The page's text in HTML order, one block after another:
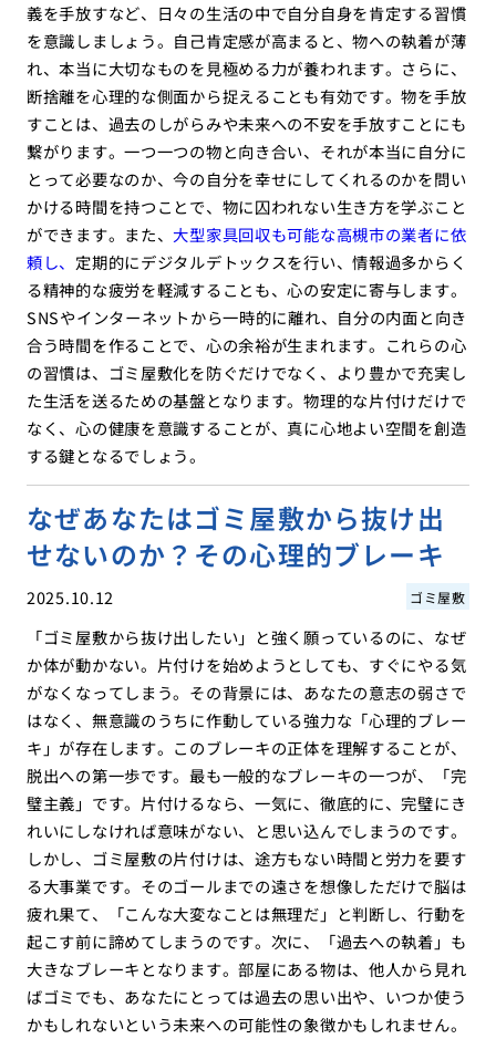
義を手放すなど、日々の生活の中で自分自身を肯定する習慣
を意識しましょう。自己肯定感が高まると、物への執着が薄
れ、本当に大切なものを見極める力が養われます。さらに、
断捨離を心理的な側面から捉えることも有効です。物を手放
すことは、過去のしがらみや未来への不安を手放すことにも
繋がります。一つ一つの物と向き合い、それが本当に自分に
とって必要なのか、今の自分を幸せにしてくれるのかを問い
かける時間を持つことで、物に囚われない生き方を学ぶこと
ができます。また、大型家具回収も可能な高槻市の業者に依
頼し、 定期的にデジタルデトックスを行い、情報過多からく
る精神的な疲労を軽減することも、心の安定に寄与します。
SNSやインターネットから一時的に離れ、自分の内面と向き
合う時間を作ることで、心の余裕が生まれます。これらの心
の習慣は、ゴミ屋敷化を防ぐだけでなく、より豊かで充実し
た生活を送るための基盤となります。物理的な片付けだけで
なく、心の健康を意識することが、真に心地よい空間を創造
する鍵となるでしょう。
なぜあなたはゴミ屋敷から抜け出
せないのか？その心理的ブレーキ
2025.10.12 ゴミ屋敷
「ゴミ屋敷から抜け出したい」と強く願っているのに、なぜ
か体が動かない。片付けを始めようとしても、すぐにやる気
がなくなってしまう。その背景には、あなたの意志の弱さで
はなく、無意識のうちに作動している強力な「心理的ブレー
キ」が存在します。このブレーキの正体を理解することが、
脱出への第一歩です。最も一般的なブレーキの一つが、「完
璧主義」です。片付けるなら、一気に、徹底的に、完璧にき
れいにしなければ意味がない、と思い込んでしまうのです。
しかし、ゴミ屋敷の片付けは、途方もない時間と労力を要す
る大事業です。そのゴールまでの遠さを想像しただけで脳は
疲れ果て、「こんな大変なことは無理だ」と判断し、行動を
起こす前に諦めてしまうのです。次に、「過去への執着」も
大きなブレーキとなります。部屋にある物は、他人から見れ
ばゴミでも、あなたにとっては過去の思い出や、いつか使う
かもしれないという未来への可能性の象徴かもしれません。